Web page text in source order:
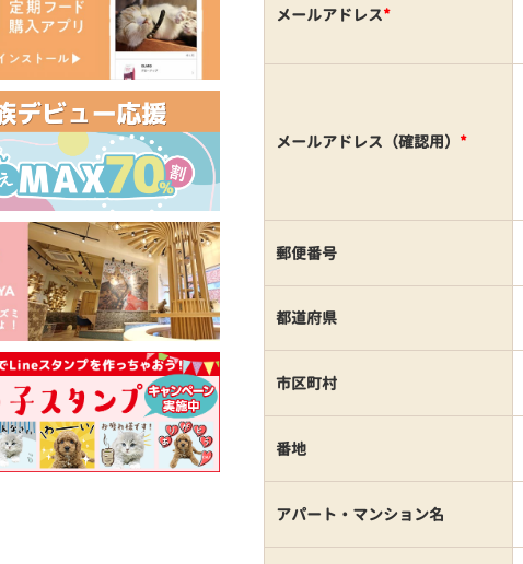
メールアドレス*
メールアドレス（確認用） *
郵便番号
都道府県
市区町村
番地
アパート・マンション名